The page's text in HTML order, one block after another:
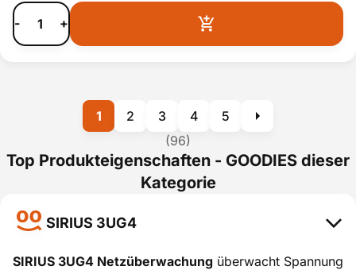
- +
(96)
1 2 3 4 5
Top Produkteigenschaften - GOODIES dieser
Kategorie
SIRIUS 3UG4
SIRIUS 3UG4 Netzüberwachung überwacht Spannung